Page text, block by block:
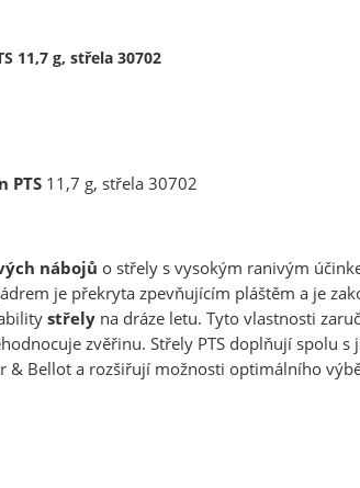
11,7 g, střela 30702
PTS11,7 g, střela 30702
nábojů o střely s vysokým ranivým
je překryta zpevňujícím pláštěm a je
střelyna dráze letu. Tyto vlastnosti
zvěřinu. Střely PTS doplňují spolu
& Bellot a rozšiřují možnosti optimálního